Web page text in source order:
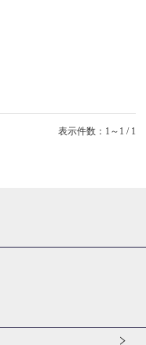
表示件数：1～1 / 1